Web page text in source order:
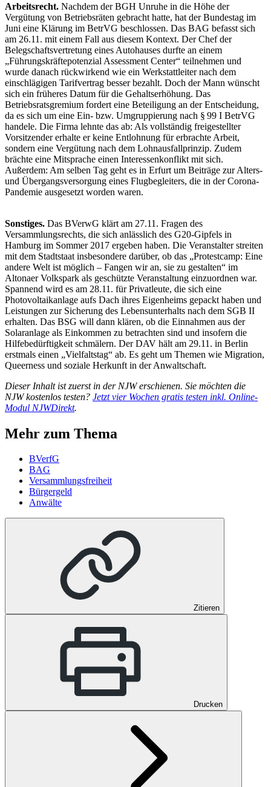
Arbeitsrecht. Nachdem der BGH Unruhe in die Höhe der
Vergütung von Betriebsräten gebracht hatte, hat der Bundestag im
Juni eine Klärung im BetrVG beschlossen. Das BAG befasst sich
am 26.11. mit einem Fall aus diesem Kontext. Der Chef der
Belegschaftsvertretung eines Autohauses durfte an einem
„Führungskräftepotenzial Assessment Center“ teilnehmen und
wurde danach rückwirkend wie ein Werkstattleiter nach dem
einschlägigen Tarifvertrag besser bezahlt. Doch der Mann wünscht
sich ein früheres Datum für die Gehaltserhöhung. Das
Betriebsratsgremium fordert eine Beteiligung an der Entscheidung,
da es sich um eine Ein- bzw. Umgruppierung nach § 99 I BetrVG
handele. Die Firma lehnte das ab: Als vollständig freigestellter
Vorsitzender erhalte er keine Entlohnung für erbrachte Arbeit,
sondern eine Vergütung nach dem Lohnausfallprinzip. Zudem
brächte eine Mitsprache ­einen Interessenkonflikt mit sich.
Außerdem: Am selben Tag geht es in Erfurt um Beiträge zur Alters-
und Übergangsversorgung eines Flugbegleiters, die in der Corona-
Pandemie ausgesetzt worden waren.
Sonstiges. Das BVerwG klärt am 27.11. Fragen des
Versammlungsrechts, die sich anlässlich des G20-Gipfels in
Hamburg im Sommer 2017 ergeben haben. Die Veranstalter streiten
mit dem Stadtstaat insbesondere darüber, ob das „Protestcamp: Eine
andere Welt ist möglich – Fangen wir an, sie zu gestalten“ im
Altonaer Volkspark als geschützte Veranstaltung einzuordnen war.
Spannend wird es am 28.11. für Privatleute, die sich eine
Photovoltaikanlage aufs Dach ihres Eigenheims gepackt haben und
Leistungen zur Sicherung des Lebensunterhalts nach dem SGB II
erhalten. Das BSG will dann klären, ob die Einnahmen aus der
Solaranlage als Einkommen zu betrachten sind und insofern die
Hilfebedürftigkeit schmälern. Der DAV hält am 29.11. in Berlin
erstmals einen „Vielfaltstag“ ab. Es geht um Themen wie Migration,
Queerness und soziale Herkunft in der Anwaltschaft.
Dieser Inhalt ist zuerst in der NJW erschienen. Sie möchten die
NJW kostenlos testen? Jetzt vier Wochen gratis testen inkl. Online-
Modul NJWDirekt.
Mehr zum Thema
BVerfG
BAG
Versammlungsfreiheit
Bürgergeld
Anwälte
Zitieren
Drucken